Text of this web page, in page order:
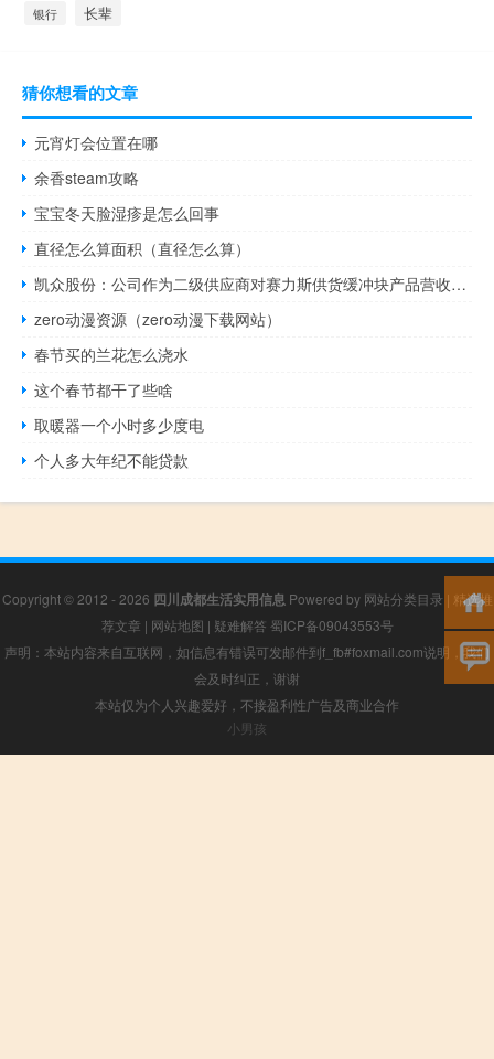
银行 长辈
猜你想看的文章
元宵灯会位置在哪
余香steam攻略
宝宝冬天脸湿疹是怎么回事
直径怎么算面积（直径怎么算）
凯众股份：公司作为二级供应商对赛力斯供货缓冲块产品营收占比极小
zero动漫资源（zero动漫下载网站）
春节买的兰花怎么浇水
这个春节都干了些啥
取暖器一个小时多少度电
个人多大年纪不能贷款
Copyright © 2012 - 2026 四川成都生活实用信息 Powered by 网站分类目录 | 精选推
荐文章 | 网站地图 | 疑难解答 蜀ICP备09043553号
声明：本站内容来自互联网，如信息有错误可发邮件到f_fb#foxmail.com说明，我们
会及时纠正，谢谢
本站仅为个人兴趣爱好，不接盈利性广告及商业合作
小男孩